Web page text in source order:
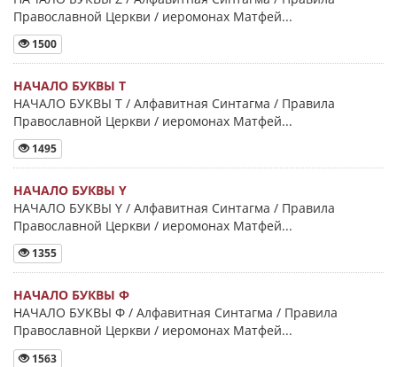
Православной Церкви / иеромонах Матфей...
1500
НАЧАЛО БУКВЫ Τ
НАЧАЛО БУКВЫ Τ / Алфавитная Синтагма / Правила
Православной Церкви / иеромонах Матфей...
1495
НАЧАЛО БУКВЫ Y
НАЧАЛО БУКВЫ Y / Алфавитная Синтагма / Правила
Православной Церкви / иеромонах Матфей...
1355
НАЧАЛО БУКВЫ Φ
НАЧАЛО БУКВЫ Φ / Алфавитная Синтагма / Правила
Православной Церкви / иеромонах Матфей...
1563